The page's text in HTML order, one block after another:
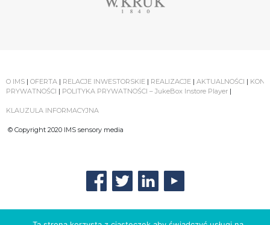
O IMS | OFERTA | RELACJE INWESTORSKIE | REALIZACJE | AKTUALNOŚCI |
PRYWATNOŚCI | POLITYKA PRYWATNOŚCI – JukeBox Instore Player |
KLAUZULA INFORMACYJNA
© Copyright 2020 IMS sensory media